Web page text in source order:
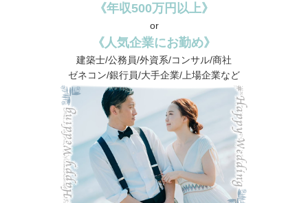
《年収500万円以上》
or
《人気企業にお勤め》
建築士/公務員/外資系/コンサル/商社
ゼネコン/銀行員/大手企業/上場企業など